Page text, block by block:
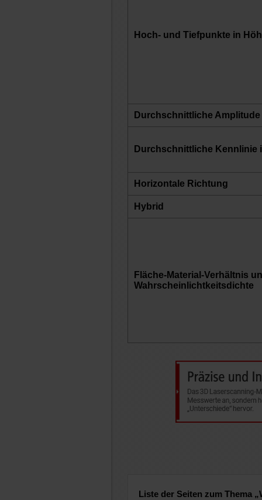
Hoch- und Tiefpunkte in
Durchschnittliche
Durchschnittliche Kennlinie
Horizontale Richtung
Hybrid
Fläche-Material-Verhältnis
Wahrscheinlichtkeitsdichte
Liste der Seiten zum Thema